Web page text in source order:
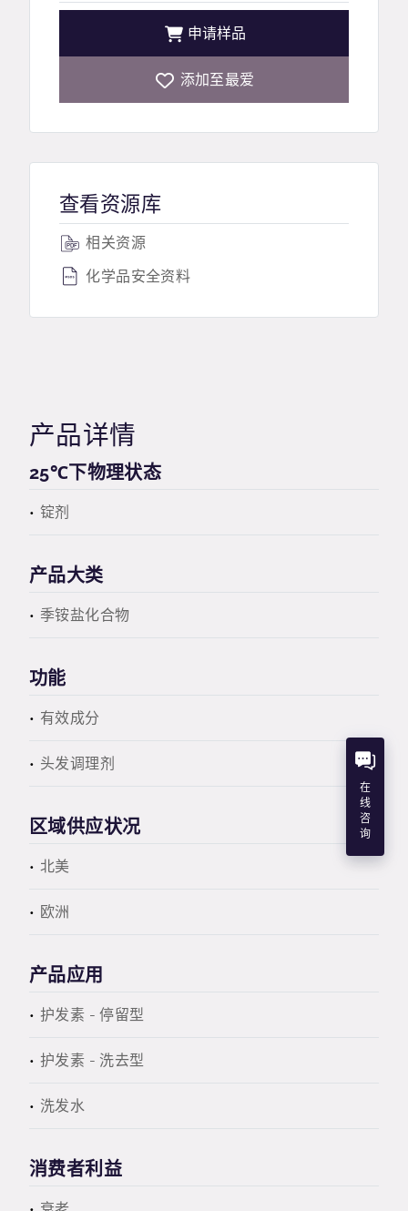
申请样品
添加至最爱
查看资源库
相关资源
化学品安全资料
产品详情
25℃下物理状态
锭剂
产品大类
季铵盐化合物
功能
有效成分
头发调理剂
区域供应状况
北美
欧洲
产品应用
护发素 - 停留型
护发素 - 洗去型
洗发水
消费者利益
在
线
咨
询